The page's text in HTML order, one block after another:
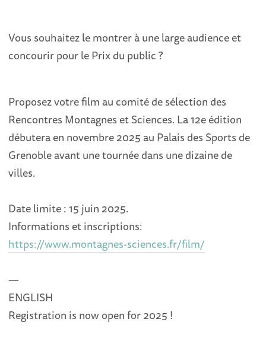
Vous souhaitez le montrer à une large audience et
concourir pour le Prix du public ?
Proposez votre film au comité de sélection des
Rencontres Montagnes et Sciences. La 12e édition
débutera en novembre 2025 au Palais des Sports de
Grenoble avant une tournée dans une dizaine de
villes.
Date limite : 15 juin 2025.
Informations et inscriptions:
https://www.montagnes-sciences.fr/film/
—
ENGLISH
Registration is now open for 2025 !